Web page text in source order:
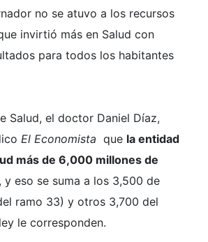
no se atuvo a los recursos
invirtió más en Salud con
para todos los habitantes
Salud, el doctor Daniel Díaz,
El Economista que la entidad
más de 6,000 millones de
, y eso se suma a los 3,500 de
ramo 33) y otros 3,700 del
le corresponden.